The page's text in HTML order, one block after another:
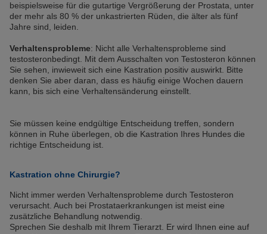
beispielsweise für die gutartige Vergrößerung der Prostata, unter
der mehr als 80 % der unkastrierten Rüden, die älter als fünf
Jahre sind, leiden.
Verhaltensprobleme: Nicht alle Verhaltensprobleme sind
testosteronbedingt. Mit dem Ausschalten von Testosteron können
Sie sehen, inwieweit sich eine Kastration positiv auswirkt. Bitte
denken Sie aber daran, dass es häufig einige Wochen dauern
kann, bis sich eine Verhaltensänderung einstellt.
Sie müssen keine endgültige Entscheidung treffen, sondern
können in Ruhe überlegen, ob die Kastration Ihres Hundes die
richtige Entscheidung ist.
Kastration ohne Chirurgie?
Nicht immer werden Verhaltensprobleme durch Testosteron
verursacht. Auch bei Prostataerkrankungen ist meist eine
zusätzliche Behandlung notwendig.
Sprechen Sie deshalb mit Ihrem Tierarzt. Er wird Ihnen eine auf